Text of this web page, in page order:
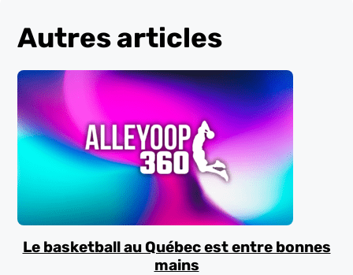
Autres articles
Le basketball au Québec est entre bonnes
mains